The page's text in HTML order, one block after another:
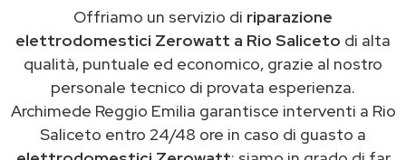
Offriamo un servizio di riparazione
elettrodomestici Zerowatt a Rio Saliceto di alta
qualità, puntuale ed economico, grazie al nostro
personale tecnico di provata esperienza.
Archimede Reggio Emilia garantisce interventi a Rio
Saliceto entro 24/48 ore in caso di guasto a